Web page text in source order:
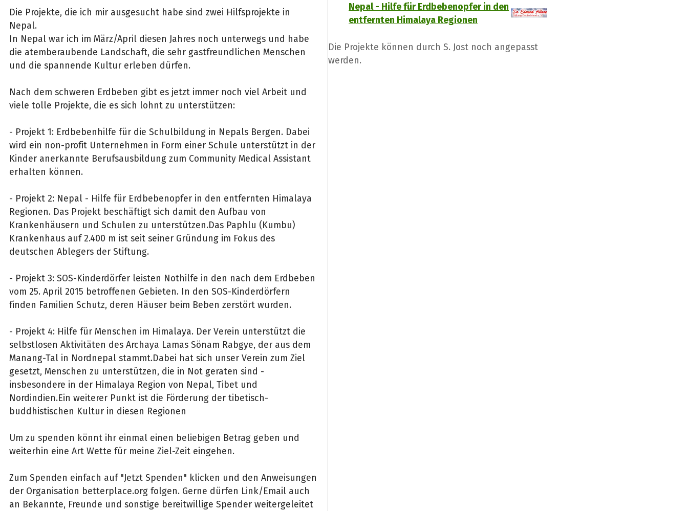
Die Projekte, die ich mir ausgesucht habe sind zwei Hilfsprojekte in
Nepal.
In Nepal war ich im März/April diesen Jahres noch unterwegs und habe
die atemberaubende Landschaft, die sehr gastfreundlichen Menschen
und die spannende Kultur erleben dürfen.
Nach dem schweren Erdbeben gibt es jetzt immer noch viel Arbeit und
viele tolle Projekte, die es sich lohnt zu unterstützen:
- Projekt 1: Erdbebenhilfe für die Schulbildung in Nepals Bergen. Dabei
wird ein non-profit Unternehmen in Form einer Schule unterstützt in der
Kinder anerkannte Berufsausbildung zum Community Medical Assistant
erhalten können.
- Projekt 2: Nepal - Hilfe für Erdbebenopfer in den entfernten Himalaya
Regionen. Das Projekt beschäftigt sich damit den Aufbau von
Krankenhäusern und Schulen zu unterstützen.Das Paphlu (Kumbu)
Krankenhaus auf 2.400 m ist seit seiner Gründung im Fokus des
deutschen Ablegers der Stiftung.
- Projekt 3: SOS-Kinderdörfer leisten Nothilfe in den nach dem Erdbeben
vom 25. April 2015 betroffenen Gebieten. In den SOS-Kinderdörfern
finden Familien Schutz, deren Häuser beim Beben zerstört wurden.
- Projekt 4: Hilfe für Menschen im Himalaya. Der Verein unterstützt die
selbstlosen Aktivitäten des Archaya Lamas Sönam Rabgye, der aus dem
Manang-Tal in Nordnepal stammt.Dabei hat sich unser Verein zum Ziel
gesetzt, Menschen zu unterstützen, die in Not geraten sind -
insbesondere in der Himalaya Region von Nepal, Tibet und
Nordindien.Ein weiterer Punkt ist die Förderung der tibetisch-
buddhistischen Kultur in diesen Regionen
Um zu spenden könnt ihr einmal einen beliebigen Betrag geben und
weiterhin eine Art Wette für meine Ziel-Zeit eingehen.
Zum Spenden einfach auf "Jetzt Spenden" klicken und den Anweisungen
der Organisation betterplace.org folgen. Gerne dürfen Link/Email auch
an Bekannte, Freunde und sonstige bereitwillige Spender weitergeleitet
Nepal - Hilfe für Erdbebenopfer in den
entfernten Himalaya Regionen
Die Projekte können durch S. Jost noch angepasst
werden.